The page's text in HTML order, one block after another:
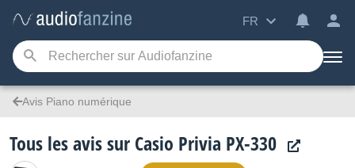
FR
Avis Piano numérique
Tous les avis sur Casio Privia PX-330